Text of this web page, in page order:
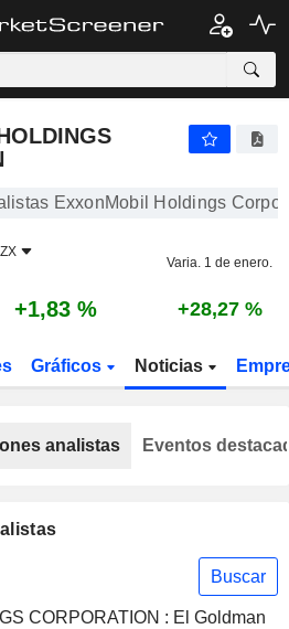
ExxonMobil Holdings
Varia. 1 de enero.
+1,83 % +28,27 %
Gráficos Noticias
Buscar
CORPORATION : El Goldman
analistas Eventos